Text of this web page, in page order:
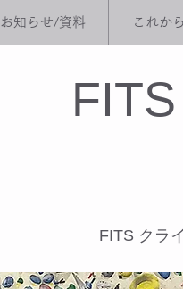
お知らせ/資料 これか
FITS クラ